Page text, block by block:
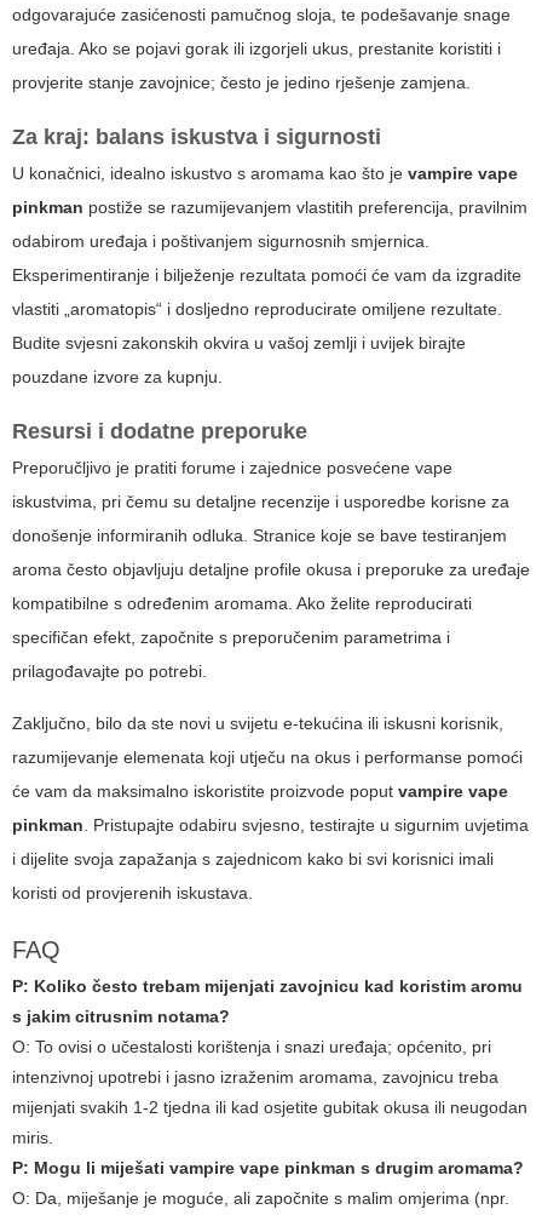
odgovarajuće zasićenosti pamučnog sloja, te podešavanje snage
uređaja. Ako se pojavi gorak ili izgorjeli ukus, prestanite koristiti i
provjerite stanje zavojnice; često je jedino rješenje zamjena.
Za kraj: balans iskustva i sigurnosti
U konačnici, idealno iskustvo s aromama kao što je vampire vape
pinkman postiže se razumijevanjem vlastitih preferencija, pravilnim
odabirom uređaja i poštivanjem sigurnosnih smjernica.
Eksperimentiranje i bilježenje rezultata pomoći će vam da izgradite
vlastiti „aromatopis“ i dosljedno reproducirate omiljene rezultate.
Budite svjesni zakonskih okvira u vašoj zemlji i uvijek birajte
pouzdane izvore za kupnju.
Resursi i dodatne preporuke
Preporučljivo je pratiti forume i zajednice posvećene vape
iskustvima, pri čemu su detaljne recenzije i usporedbe korisne za
donošenje informiranih odluka. Stranice koje se bave testiranjem
aroma često objavljuju detaljne profile okusa i preporuke za uređaje
kompatibilne s određenim aromama. Ako želite reproducirati
specifičan efekt, započnite s preporučenim parametrima i
prilagođavajte po potrebi.
Zaključno, bilo da ste novi u svijetu e-tekućina ili iskusni korisnik,
razumijevanje elemenata koji utječu na okus i performanse pomoći
će vam da maksimalno iskoristite proizvode poput vampire vape
pinkman . Pristupajte odabiru svjesno, testirajte u sigurnim uvjetima
i dijelite svoja zapažanja s zajednicom kako bi svi korisnici imali
koristi od provjerenih iskustava.
FAQ
P: Koliko često trebam mijenjati zavojnicu kad koristim aromu
s jakim citrusnim notama?
O: To ovisi o učestalosti korištenja i snazi uređaja; općenito, pri
intenzivnoj upotrebi i jasno izraženim aromama, zavojnicu treba
mijenjati svakih 1-2 tjedna ili kad osjetite gubitak okusa ili neugodan
miris.
P: Mogu li miješati vampire vape pinkman s drugim aromama?
O: Da, miješanje je moguće, ali započnite s malim omjerima (npr.